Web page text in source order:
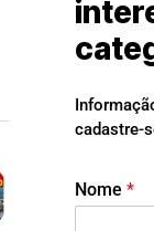
cadastre-
Nome *